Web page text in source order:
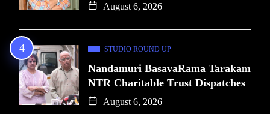
August 6, 2026
STUDIO ROUND UP
Nandamuri BasavaRama Tarakam
NTR Charitable Trust Dispatches
August 6, 2026